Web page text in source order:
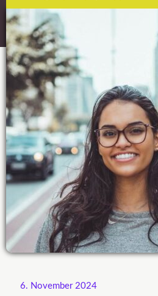
6. November 2024